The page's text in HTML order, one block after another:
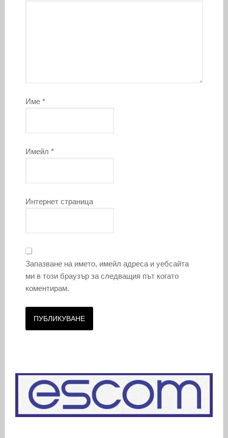
Име *
Имейл *
Интернет страница
Запазване на името, имейл адреса и уебсайта
ми в този браузър за следващия път когато
коментирам.